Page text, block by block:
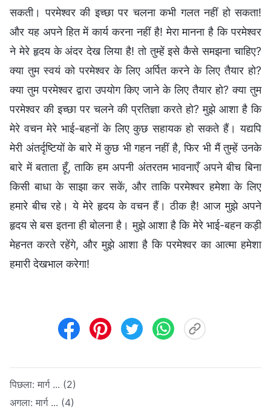
सकती। परमेश्वर की इच्छा पर चलना कभी गलत नहीं हो सकता!
और यह अपने हित में कार्य करना नहीं है! मेरा मानना है कि परमेश्वर
ने मेरे हृदय के अंदर देख लिया है! तो तुम्हें इसे कैसे समझना चाहिए?
क्या तुम स्वयं को परमेश्वर के लिए अर्पित करने के लिए तैयार हो?
क्या तुम परमेश्वर द्वारा उपयोग किए जाने के लिए तैयार हो? क्या तुम
परमेश्वर की इच्छा पर चलने की प्रतिज्ञा करते हो? मुझे आशा है कि
मेरे वचन मेरे भाई-बहनों के लिए कुछ सहायक हो सकते हैं। यद्यपि
मेरी अंतर्दृष्टियों के बारे में कुछ भी गहन नहीं है, फिर भी मैं तुम्हें उनके
बारे में बताता हूँ, ताकि हम अपनी अंतरतम भावनाएँ अपने बीच बिना
किसी बाधा के साझा कर सकें, और ताकि परमेश्वर हमेशा के लिए
हमारे बीच रहे। ये मेरे हृदय के वचन हैं। ठीक है! आज मुझे अपने
हृदय से बस इतना ही बोलना है। मुझे आशा है कि मेरे भाई-बहन कड़ी
मेहनत करते रहेंगे, और मुझे आशा है कि परमेश्वर का आत्मा हमेशा
हमारी देखभाल करेगा!
पिछला: मार्ग ... (2)
अगला: मार्ग ... (4)